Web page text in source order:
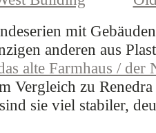
mit
anderen aus
alte Farmhaus /
Vergleich zu
sie viel stabiler,